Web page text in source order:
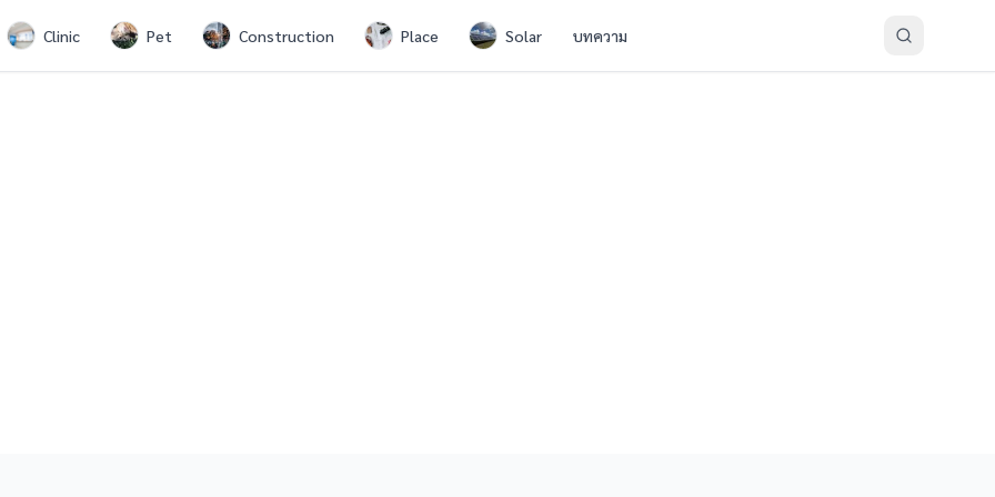
Clinic Pet Construction Place Solar บทความ